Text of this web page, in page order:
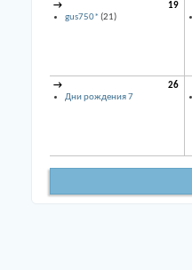
→
19
gus750* (21)
→
26
Дни рождения 7